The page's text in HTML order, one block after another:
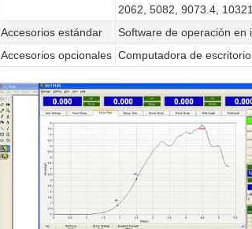
2062, 5082, 9073.4,
Accesorios estándar
Software de operación en
Accesorios opcionales Computadora de